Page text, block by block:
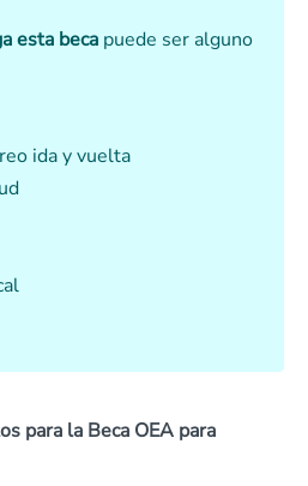
esta beca puede ser alguno
ida y vuelta
para la Beca OEA para